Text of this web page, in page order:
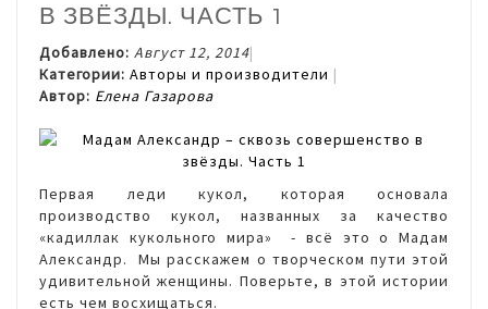
В ЗВЁЗДЫ. ЧАСТЬ 1
Добавлено: Август 12, 2014
Категории: Авторы и производители
Автор: Елена Газарова
Первая леди кукол, которая основала
производство кукол, названных за качество
«кадиллак кукольного мира» - всё это о Мадам
Александр. Мы расскажем о творческом пути этой
удивительной женщины. Поверьте, в этой истории
есть чем восхищаться.